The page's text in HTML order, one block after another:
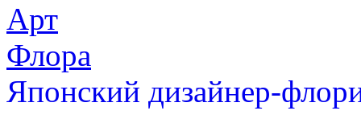
Арт
Флора
Японский дизайнер-